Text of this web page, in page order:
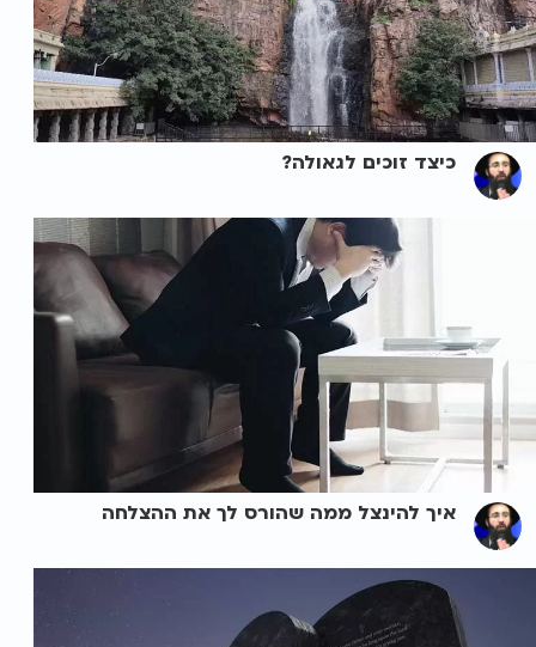
כיצד זוכים לגאולה?
איך להינצל ממה שהורס לך את ההצלחה